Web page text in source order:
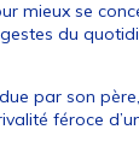
mieux se
du
par son
féroce